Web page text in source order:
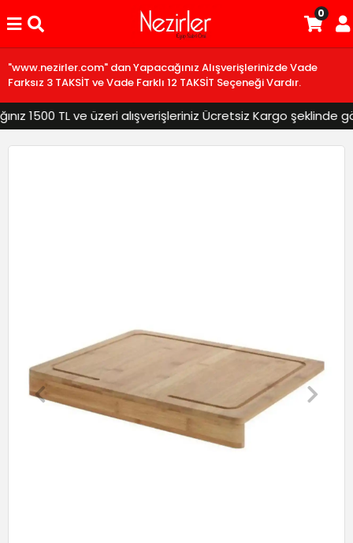
"www.nezirler.com" dan Yapacağınız Alışverişlerinizde Vade
Farksız 3 TAKSİT ve Vade Farklı 12 TAKSİT Seçeneği Vardır.
1500 TL ve üzeri alışverişleriniz Ücretsiz Kargo şeklinde
0